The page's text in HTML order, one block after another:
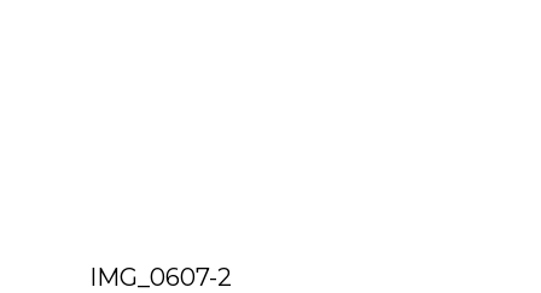
IMG_0607-2